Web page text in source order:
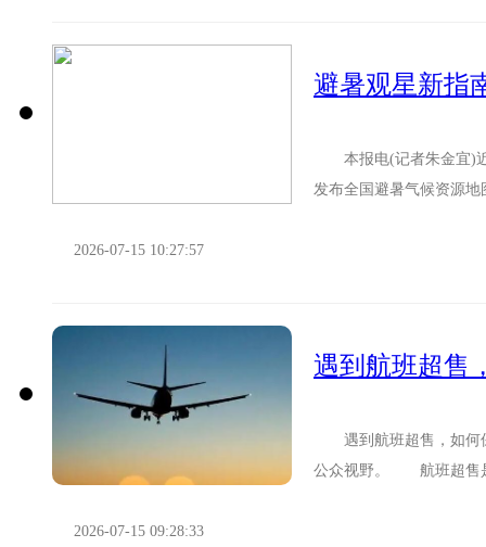
避暑观星新指
本报电(记者朱金宜)近
发布全国避暑气候资源
2026-07-15 10:27:57
遇到航班超售
遇到航班超售，如何
公众视野。 航班超售是
2026-07-15 09:28:33